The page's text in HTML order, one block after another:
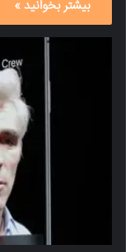
بیشتر بخوانید »